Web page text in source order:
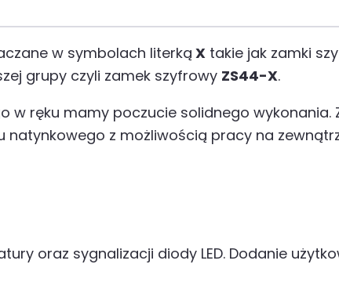
w symbolach literką X takie jak zamki
grupy czyli zamek szyfrowy ZS44-X.
ręku mamy poczucie solidnego wykonania.
z możliwością pracy na
oraz sygnalizacji diody LED. Dodanie